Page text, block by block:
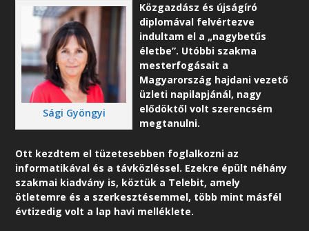
Sági Gyöngyi
Közgazdász és újságíró
diplomával felvértezve
indultam el a „nagybetűs
életbe”. Utóbbi szakma
mesterfogásait a
Magyarország hajdani vezető
üzleti napilapjánál, nagy
elődöktől volt szerencsém
megtanulni.
Ott kezdtem el tüzetesebben foglalkozni az
informatikával és a távközléssel. Ezekre épült néhány
szakmai kiadvány is, köztük a Telebit, amely
ötletemre és a szerkesztésemmel, több mint másfél
évtizedig volt a lap havi melléklete.